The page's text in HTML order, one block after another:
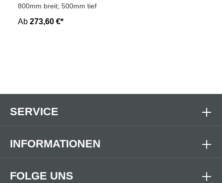
800mm breit; 500mm tief
Ab 273,60 €*
FOLGE UNS
SERVICE
INFORMATIONEN